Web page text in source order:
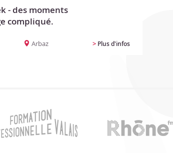
- des moments
compliqué.
Arbaz > Plus d'infos